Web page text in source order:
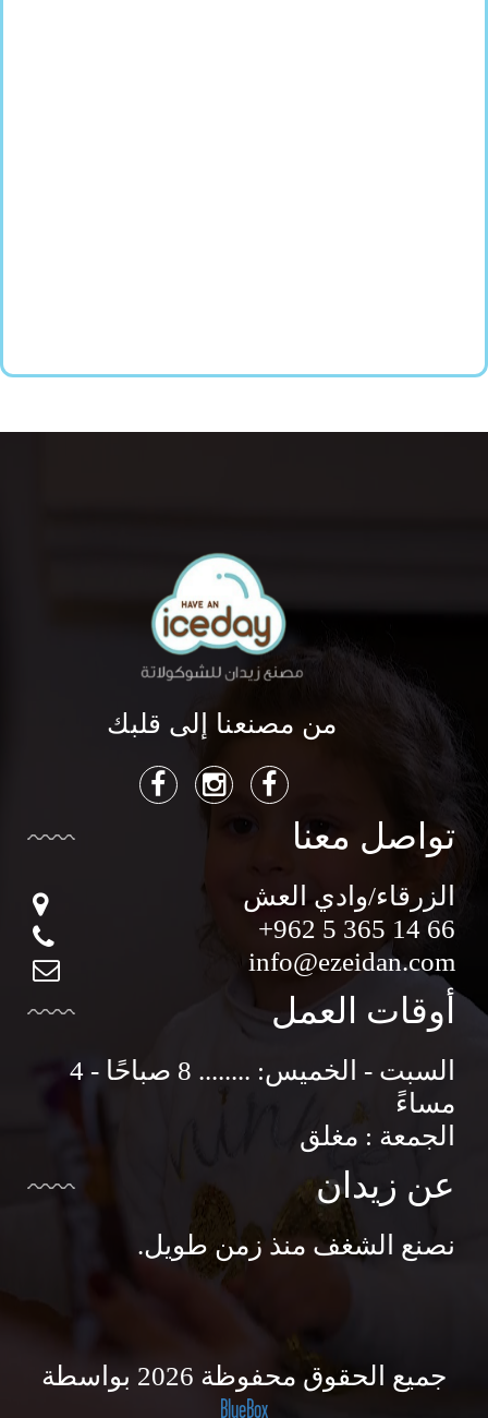
من مصنعنا إلى قلبك
تواصل معنا
الزرقاء/وادي العش
+962 5 365 14 66
info@ezeidan.com
أوقات العمل
السبت - الخميس: ........ 8 صباحًا - 4
مساءً
الجمعة : مغلق
عن زيدان
نصنع الشغف منذ زمن طويل.
جميع الحقوق محفوظة 2026 بواسطة
BlueBox